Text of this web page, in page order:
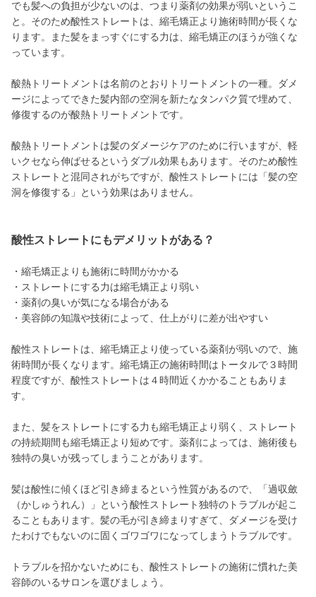
でも髪への負担が少ないのは、つまり薬剤の効果が弱いというこ
と。そのため酸性ストレートは、縮毛矯正より施術時間が長くな
ります。また髪をまっすぐにする力は、縮毛矯正のほうが強くな
っています。
酸熱トリートメントは名前のとおりトリートメントの一種。ダメ
ージによってできた髪内部の空洞を新たなタンパク質で埋めて、
修復するのが酸熱トリートメントです。
酸熱トリートメントは髪のダメージケアのために行いますが、軽
いクセなら伸ばせるというダブル効果もあります。そのため酸性
ストレートと混同されがちですが、酸性ストレートには「髪の空
洞を修復する」という効果はありません。
酸性ストレートにもデメリットがある？
・縮毛矯正よりも施術に時間がかかる
・ストレートにする力は縮毛矯正より弱い
・薬剤の臭いが気になる場合がある
・美容師の知識や技術によって、仕上がりに差が出やすい
酸性ストレートは、縮毛矯正より使っている薬剤が弱いので、施
術時間が長くなります。縮毛矯正の施術時間はトータルで３時間
程度ですが、酸性ストレートは４時間近くかかることもありま
す。
また、髪をストレートにする力も縮毛矯正より弱く、ストレート
の持続期間も縮毛矯正より短めです。薬剤によっては、施術後も
独特の臭いが残ってしまうことがあります。
髪は酸性に傾くほど引き締まるという性質があるので、「過収斂
（かしゅうれん）」という酸性ストレート独特のトラブルが起こ
ることもあります。髪の毛が引き締まりすぎて、ダメージを受け
たわけでもないのに固くゴワゴワになってしまうトラブルです。
トラブルを招かないためにも、酸性ストレートの施術に慣れた美
容師のいるサロンを選びましょう。